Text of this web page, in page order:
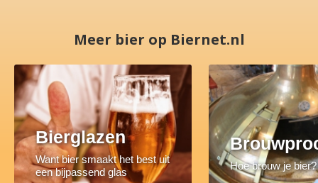
Meer bier op Biernet.nl
Bierglazen
Want bier smaakt het best uit
een bijpassend glas
Hoe brouw je bier?